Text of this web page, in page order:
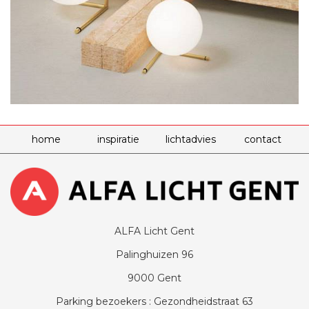
home inspiratie lichtadvies contact
ALFA Licht Gent
Palinghuizen 96
9000 Gent
Parking bezoekers : Gezondheidstraat 63